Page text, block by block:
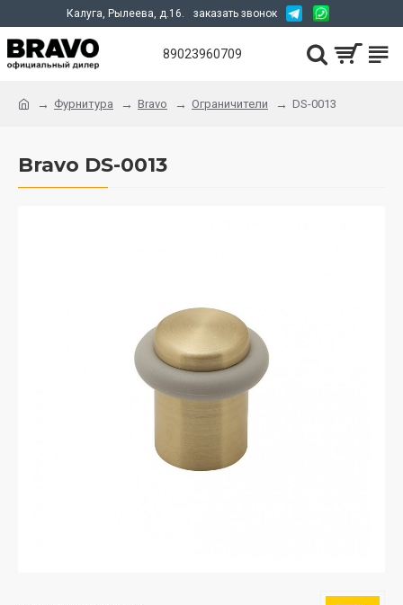
Калуга, Рылеева, д.16. заказать звонок
89023960709
Фурнитура Bravo Ограничители DS-0013
Bravo DS-0013